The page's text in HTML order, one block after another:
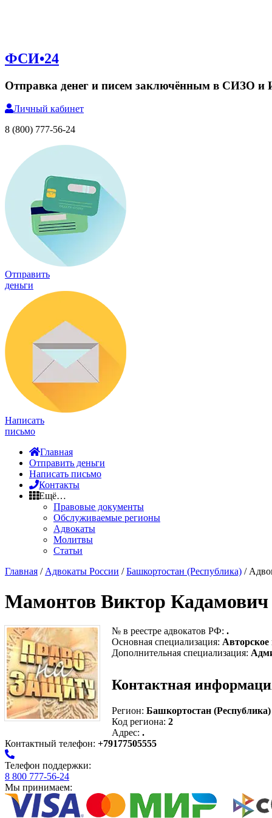
ФСИ•24
Отправка денег и писем заключённым в СИЗО и
Личный кабинет
8 (800) 777-56-24
Отправить
деньги
Написать
письмо
Главная
Отправить деньги
Написать письмо
Контакты
Ещё…
Правовые документы
Обслуживаемые регионы
Адвокаты
Молитвы
Статьи
Главная / Адвокаты России /Башкортостан (Республика) /
Мамонтов Виктор Кадамович
№ в реестре адвокатов РФ: .
Основная специализация: Авторское
Дополнительная специализация:
Контактная
Регион: Башкортостан (Республика)
Код региона: 2
Адрес: .
Контактный телефон: +79177505555
Телефон поддержки:
8 800 777-56-24
Мы принимаем: